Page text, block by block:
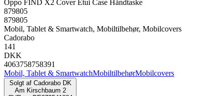
Oppo FIND X2 Cover Etui Case Håndtaske
879805
879805
Mobil, Tablet & Smartwatch, Mobiltilbehør, Mobilcovers
Cadorabo
141
DKK
4063758758391
Mobil, Tablet & SmartwatchMobiltilbehørMobilcovers
Solgt af Cadorabo DK
Am Kirschbaum 2